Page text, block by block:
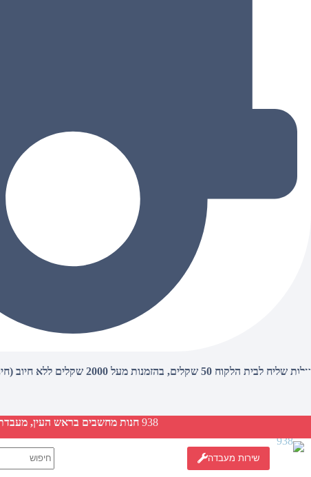
עלות שליח לבית הלקוח 50 שקלים, בהזמנות מעל 2000 שקלים ללא חיוב (חינם)
938 חנות מחשבים בראש העין, מעבדת
שירות מעבדה
results